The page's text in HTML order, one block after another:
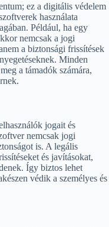
ez a digitális védelem
használata
Például, ha egy
nemcsak a jogi
a biztonsági frissítések
Minden
a támadók számára,
jogait és
nemcsak jogi
is. A legális
és javításokat,
Így biztos lehet
védik a személyes és